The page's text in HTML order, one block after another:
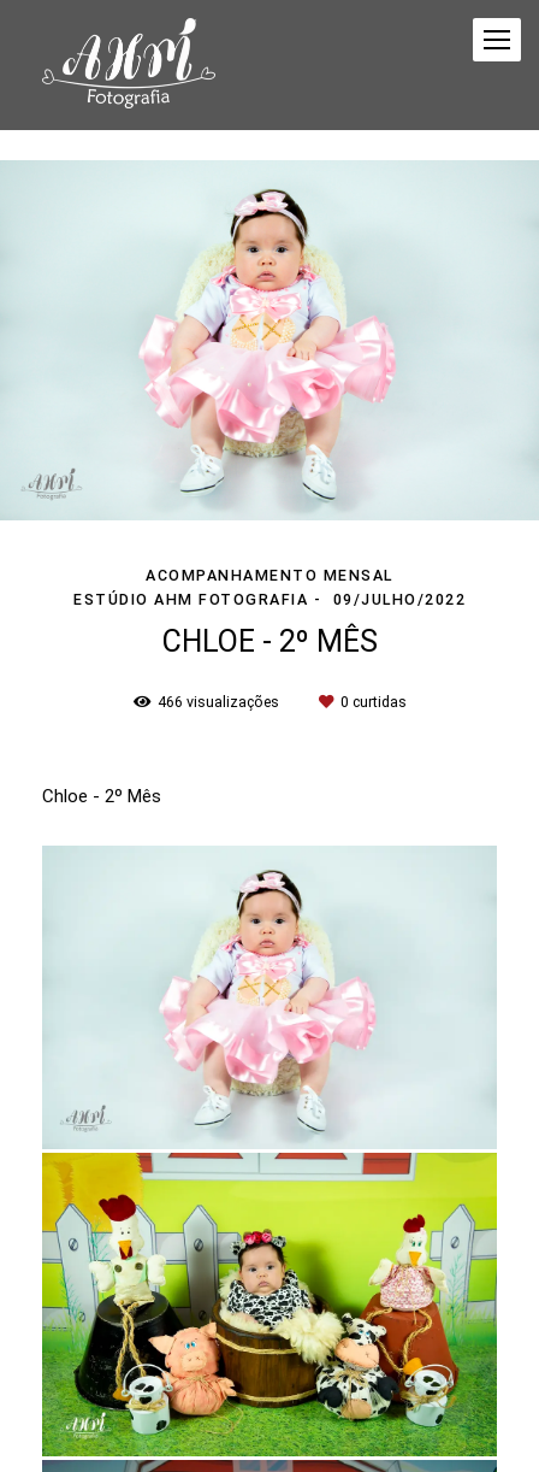
ACOMPANHAMENTO MENSAL
ESTÚDIO AHM FOTOGRAFIA
09/JULHO/2022
CHLOE - 2º MÊS
466 visualizações 0 curtidas
Chloe - 2º Mês